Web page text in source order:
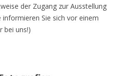
der Zugang zur Ausstellung
Sie sich vor einem
bei uns!)